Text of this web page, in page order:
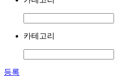
카테고리
등록